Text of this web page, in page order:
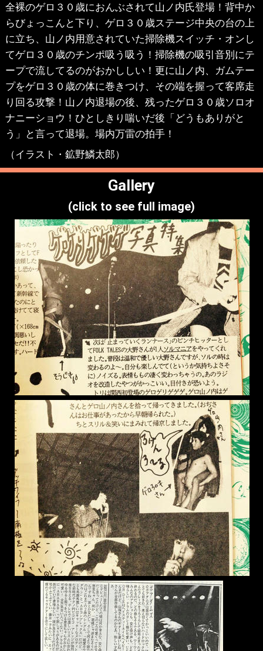
全裸のゲロ３０歳におんぶされて山ノ内氏登場！背中か
らびょっこんと下り、ゲロ３０歳ステージ中央の台の上
に立ち、山ノ内用意されていた掃除機スイッチ・オンし
てゲロ３０歳のチンポ吸う吸う！掃除機の吸引音別にテ
ープで流してるのがおかししい！更に山ノ内、ガムテー
プをゲロ３０歳の体に巻きつけ、その端を握って客席走
り回る攻撃！山ノ内退場の後、残ったゲロ３０歳ソロオ
ナニーショウ！ひとしきり喘いだ後「どうもありがと
う」と言って退場。場内万雷の拍手！
（イラスト・鉱野鱗太郎）
Gallery
(click to see full image)